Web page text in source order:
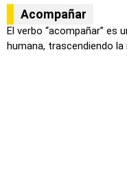
Acompañar
El verbo “acompañar” es
humana, trascendiendo la